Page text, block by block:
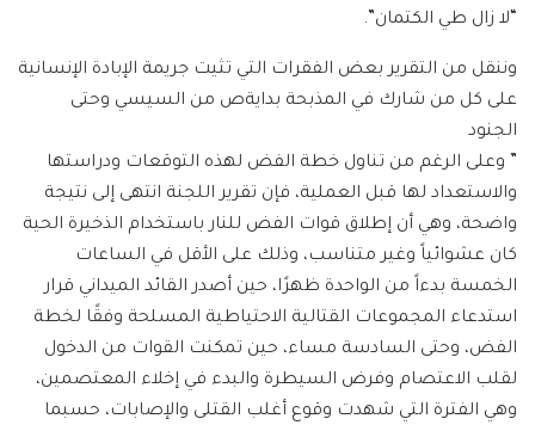
“لا زال طي الكتمان”.
وننقل من التقرير بعض الفقرات التي تثيت جريمة الإبادة الإنسانية
على كل من شارك في المذبحة بدايةص من السيسي وحتى
الجنود
” وعلى الرغم من تناول خطة الفض لهذه التوقعات ودراستها
والاستعداد لها قبل العملية، فإن تقرير اللجنة انتهى إلى نتيجة
واضحة، وهي أن إطلاق قوات الفض للنار باستخدام الذخيرة الحية
كان عشوائياً وغير متناسب، وذلك على الأقل في الساعات
الخمسة بدءاً من الواحدة ظهرًا، حين أصدر القائد الميداني قرار
استدعاء المجموعات القتالية الاحتياطية المسلحة وفقًا لخطة
الفض، وحتى السادسة مساء، حين تمكنت القوات من الدخول
لقلب الاعتصام وفرض السيطرة والبدء في إخلاء المعتصمين،
وهي الفترة التي شهدت وقوع أغلب القتلى والإصابات، حسبما